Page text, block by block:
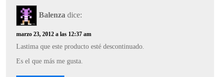
Balenza dice:
marzo 23, 2012 a las 12:37 am
Lastima que este producto esté descontinuado.
Es el que más me gusta.